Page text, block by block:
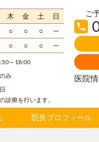
木 金 土
日
○ ○ ○
─
○ ○ ○ ─
～18:00
み
診療を行います。
ご
医院
院長プロフィール